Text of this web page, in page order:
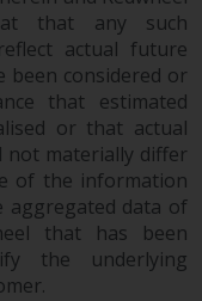
ist,
Website
und
that any such
actual future
been considered or
that estimated
or that actual
materially differ
of the information
aggregated data of
that has been
the underlying